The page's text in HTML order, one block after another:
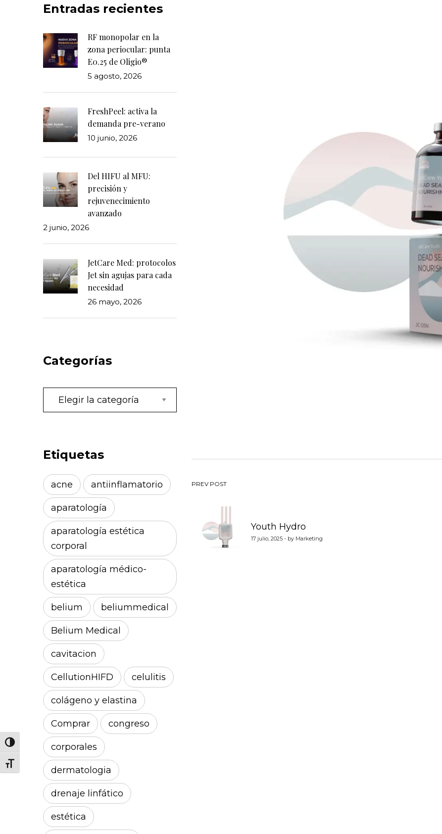
Alternar alto contraste
Alternar tamaño de letra
Navegación
de
entradas
PREV POST
Youth Hydro
17 julio, 2025 - by Marketing
Entradas recientes
RF monopolar en la
zona periocular: punta
E0.25 de Oligio®
5 agosto, 2026
FreshPeel: activa la
demanda pre-verano
10 junio, 2026
Del HIFU al MFU:
precisión y
rejuvenecimiento
avanzado
2 junio, 2026
JetCare Med: protocolos
Jet sin agujas para cada
necesidad
26 mayo, 2026
Categorías
Categorías
Etiquetas
acne antiinflamatorio
aparatología
aparatología estética
corporal
aparatología médico-
estética
belium beliummedical
Belium Medical
cavitacion
CellutionHIFD celulitis
colágeno y elastina
Comprar congreso
corporales
dermatologia
drenaje linfático
estética